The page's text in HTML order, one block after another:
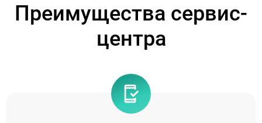
Преимущества сервис-
центра